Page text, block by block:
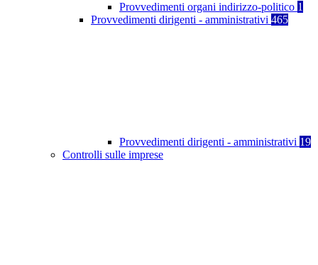
Provvedimenti organi indirizzo-politico 1
Provvedimenti dirigenti - amministrativi 465
Provvedimenti dirigenti - amministrativi 19
Controlli sulle imprese